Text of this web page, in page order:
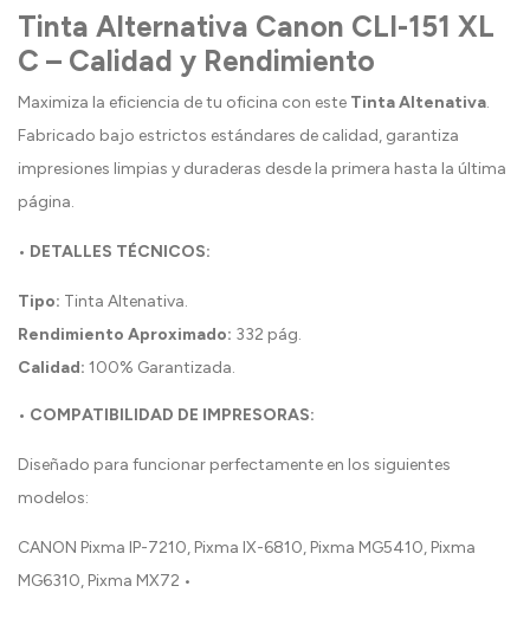
Tinta Alternativa Canon CLI-151 XL
C – Calidad y Rendimiento
Maximiza la eficiencia de tu oficina con este Tinta Altenativa.
Fabricado bajo estrictos estándares de calidad, garantiza
impresiones limpias y duraderas desde la primera hasta la última
página.
• DETALLES TÉCNICOS:
Tipo: Tinta Altenativa.
Rendimiento Aproximado: 332 pág.
Calidad: 100% Garantizada.
• COMPATIBILIDAD DE IMPRESORAS:
Diseñado para funcionar perfectamente en los siguientes
modelos:
CANON Pixma IP-7210, Pixma IX-6810, Pixma MG5410, Pixma
MG6310, Pixma MX72 •